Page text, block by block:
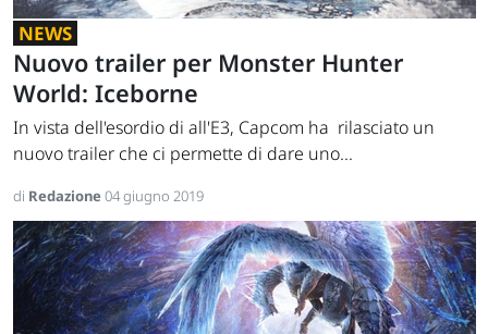
NEWS
Nuovo trailer per Monster Hunter
World: Iceborne
In vista dell'esordio di all'E3, Capcom ha rilasciato un
nuovo trailer che ci permette di dare uno...
di Redazione04 giugno 2019